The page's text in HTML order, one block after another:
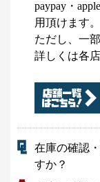
paypay・
用頂けます。
ただし、一
詳しくは各
在庫の確認
すか？